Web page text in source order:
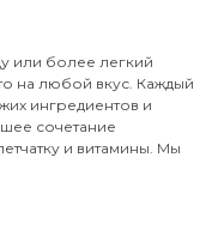
или более легкий
на любой вкус. Каждый
ингредиентов и
сочетание
и витамины. Мы